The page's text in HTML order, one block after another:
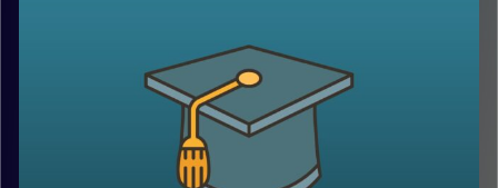
נחאס מסבירה כיצד ניתן לשמור על זכויות
מוזיקאים בעידן של סימפולים, מדוע ספר
החוקים מזניח את המוזיקה האלקטרונית וגם –
לאן לדעתה צועדת התעשייה בעידן שלך